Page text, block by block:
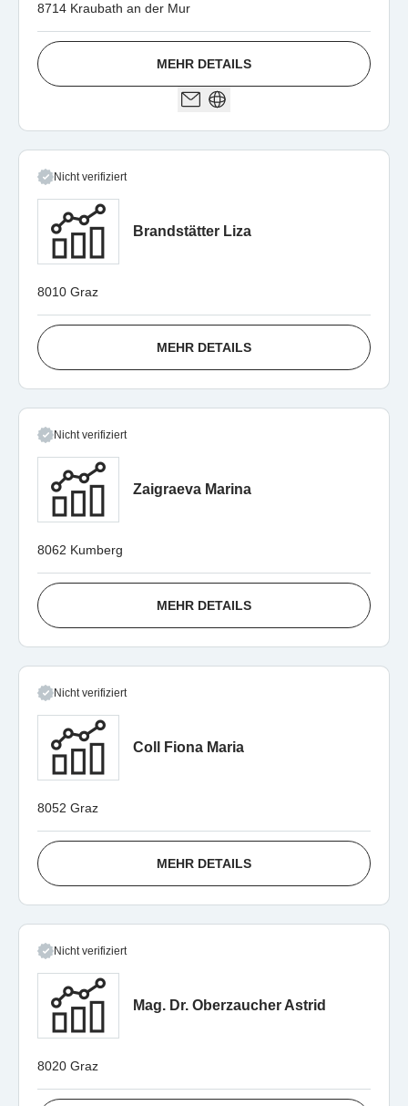
8714 Kraubath an der Mur
MEHR DETAILS
Nicht verifiziert
Brandstätter Liza
8010 Graz
MEHR DETAILS
Nicht verifiziert
Zaigraeva Marina
8062 Kumberg
MEHR DETAILS
Nicht verifiziert
Coll Fiona Maria
8052 Graz
MEHR DETAILS
Nicht verifiziert
Mag. Dr. Oberzaucher Astrid
8020 Graz